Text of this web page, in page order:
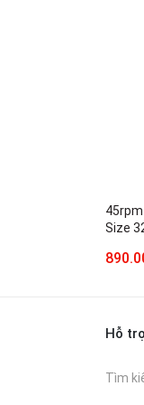
Size
Hỗ
Tìm